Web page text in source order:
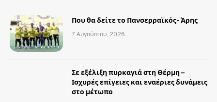
Που θα δείτε το Πανσερραϊκός- Άρης
7 Αυγούστου, 2026
Σε εξέλιξη πυρκαγιά στη Θέρμη –
Ισχυρές επίγειες και εναέριες δυνάμεις
στο μέτωπο